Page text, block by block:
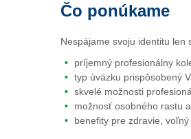
Čo ponúkame
Nespájame svoju identitu
príjemný profesionálny
typ úväzku prispôsobený
skvelé možnosti
možnosť osobného rastu
benefity pre zdravie,